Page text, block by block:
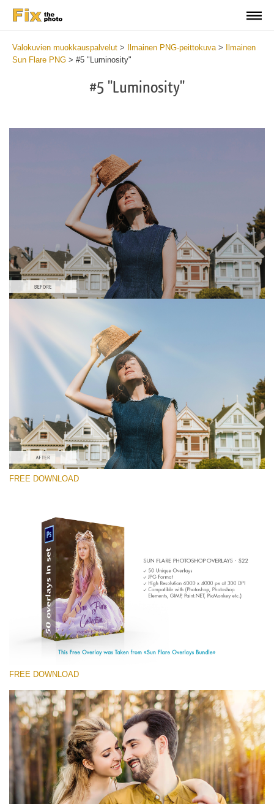
Valokuvien muokkauspalvelut > Ilmainen PNG-peittokuva>
Ilmainen
Sun Flare PNG > #5 "Luminosity"
#5 "Luminosity"
Please select
Free PNG Overlay #5
Small 800*533px
Sun Flares
(50 Overlays)
Large 6000*4000px
Large 6000*4000px
Entire Collection
(1783 Overlays)
Large 6000*4000px
Free download
FREE DOWNLOAD
FREE DOWNLOAD